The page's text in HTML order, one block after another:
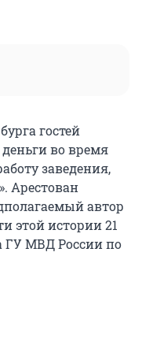
гостей
во время
заведения,
Арестован
автор
этой истории 21
ГУ МВД России по